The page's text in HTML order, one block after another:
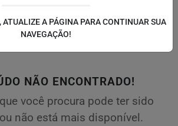
NÃO ENCONTRADO!
você procura pode ter sido
não está mais disponível.
ATUALIZE A PÁGINA PARA CONTINUAR SUA
NAVEGAÇÃO!